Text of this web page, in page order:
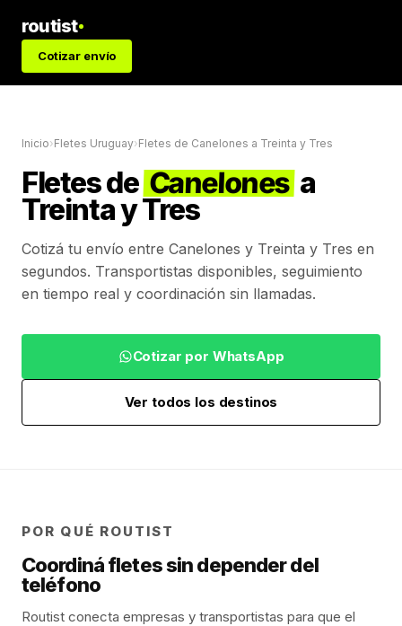
routist
Cotizar envío
Inicio›Fletes Uruguay›Fletes de Canelones a Treinta y Tres
Fletes de Canelones a
Treinta y Tres
Cotizá tu envío entre Canelones y Treinta y Tres en
segundos. Transportistas disponibles, seguimiento
en tiempo real y coordinación sin llamadas.
Cotizar por WhatsApp
Ver todos los destinos
POR QUÉ ROUTIST
Coordiná fletes sin depender del
teléfono
Routist conecta empresas y transportistas para que el